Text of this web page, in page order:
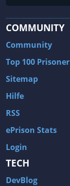
COMMUNITY
Community
Top 100 Prisoner
Sitemap
Hilfe
RSS
ePrison Stats
Login
TECH
DevBlog